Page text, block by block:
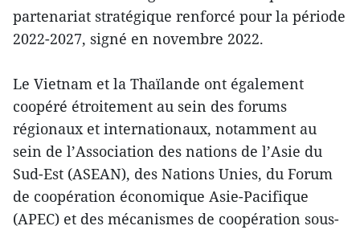
partenariat stratégique renforcé pour la période
2022-2027, signé en novembre 2022.
Le Vietnam et la Thaïlande ont également
coopéré étroitement au sein des forums
régionaux et internationaux, notamment au
sein de l’Association des nations de l’Asie du
Sud-Est (ASEAN), des Nations Unies, du Forum
de coopération économique Asie-Pacifique
(APEC) et des mécanismes de coopération sous-